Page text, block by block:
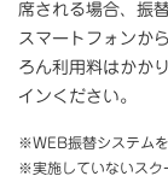
席される場合、振
スマートフォンか
ろん利用料はかか
インください。
※WEB振替システムを
※実施していないスク